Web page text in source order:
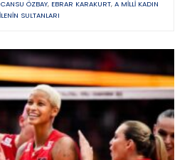
CANSU ÖZBAY, EBRAR KARAKURT, A MILLI KADIN
SULTANLARI